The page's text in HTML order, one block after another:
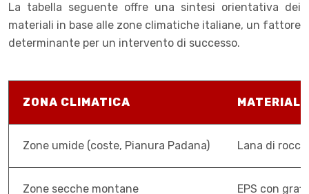
La tabella seguente offre una sintesi orientativa dei
materiali in base alle zone climatiche italiane, un fattore
determinante per un intervento di successo.
ZONA CLIMATICA
Zone umide (coste, Pianura Padana) Lana di
Zone secche montane EPS con